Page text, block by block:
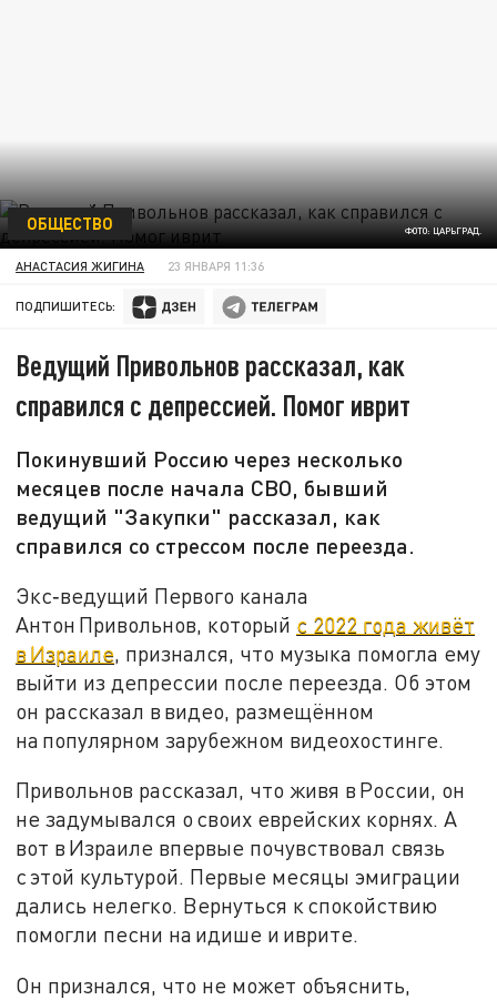
ФОТО: ЦАРЬГРАД.
ОБЩЕСТВО
АНАСТАСИЯ ЖИГИНА 23 ЯНВАРЯ 11:36
ПОДПИШИТЕСЬ:
Ведущий Привольнов рассказал, как
справился с депрессией. Помог иврит
Покинувший Россию через несколько
месяцев после начала СВО, бывший
ведущий "Закупки" рассказал, как
справился со стрессом после переезда.
Экс‑ведущий Первого канала
Антон Привольнов, который с 2022 года живёт
в Израиле, признался, что музыка помогла ему
выйти из депрессии после переезда. Об этом
он рассказал в видео, размещённом
на популярном зарубежном видеохостинге.
Привольнов рассказал, что живя в России, он
не задумывался о своих еврейских корнях. А
вот в Израиле впервые почувствовал связь
с этой культурой. Первые месяцы эмиграции
дались нелегко. Вернуться к спокойствию
помогли песни на идише и иврите.
Он признался, что не может объяснить,